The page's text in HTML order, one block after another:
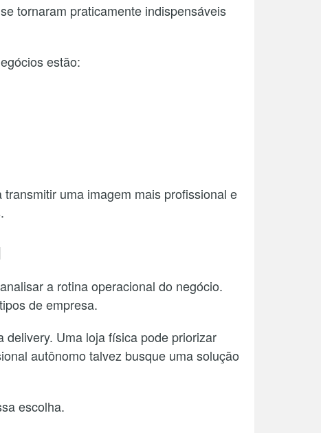
tornaram praticamente indispensáveis
estão:
uma imagem mais profissional e
a rotina operacional do negócio.
de empresa.
Uma loja física pode priorizar
autônomo talvez busque uma solução
escolha.